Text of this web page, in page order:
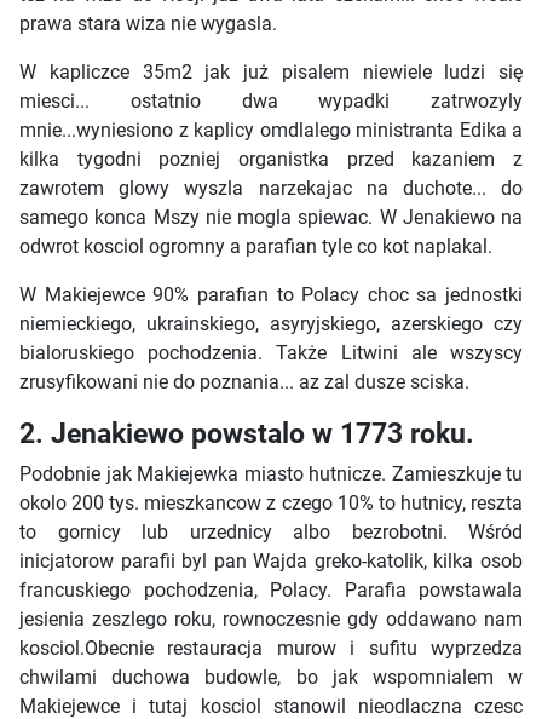
prawa stara wiza nie wygasla.
W kapliczce 35m2 jak już pisalem niewiele ludzi się
miesci... ostatnio dwa wypadki zatrwozyly
mnie...wyniesiono z kaplicy omdlalego ministranta Edika a
kilka tygodni pozniej organistka przed kazaniem z
zawrotem glowy wyszla narzekajac na duchote... do
samego konca Mszy nie mogla spiewac. W Jenakiewo na
odwrot kosciol ogromny a parafian tyle co kot naplakal.
W Makiejewce 90% parafian to Polacy choc sa jednostki
niemieckiego, ukrainskiego, asyryjskiego, azerskiego czy
bialoruskiego pochodzenia. Także Litwini ale wszyscy
zrusyfikowani nie do poznania... az zal dusze sciska.
2. Jenakiewo powstalo w 1773 roku.
Podobnie jak Makiejewka miasto hutnicze. Zamieszkuje tu
okolo 200 tys. mieszkancow z czego 10% to hutnicy, reszta
to gornicy lub urzednicy albo bezrobotni. Wśród
inicjatorow parafii byl pan Wajda greko-katolik, kilka osob
francuskiego pochodzenia, Polacy. Parafia powstawala
jesienia zeszlego roku, rownoczesnie gdy oddawano nam
kosciol.Obecnie restauracja murow i sufitu wyprzedza
chwilami duchowa budowle, bo jak wspomnialem w
Makiejewce i tutaj kosciol stanowil nieodlaczna czesc